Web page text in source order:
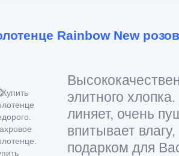
Rainbow New
элитного
линяет, очень
впитывает
подарком для